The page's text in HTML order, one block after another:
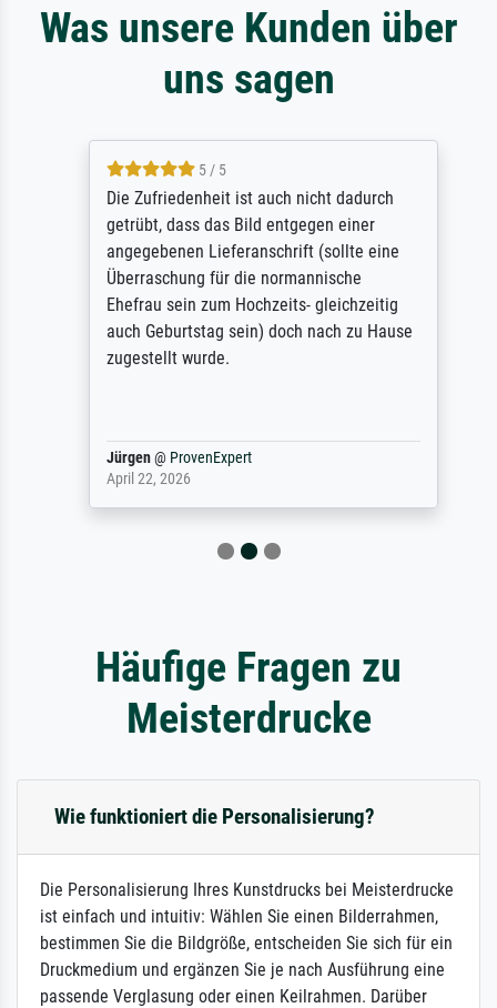
Was unsere Kunden über
uns sagen
5 / 5
Die Zufriedenheit ist auch nicht dadurch
getrübt, dass das Bild entgegen einer
angegebenen Lieferanschrift (sollte eine
Überraschung für die normannische
Ehefrau sein zum Hochzeits- gleichzeitig
auch Geburtstag sein) doch nach zu Hause
zugestellt wurde.
Jürgen@ProvenExpert
April 22, 2026
Häufige Fragen zu
Meisterdrucke
Wie funktioniert die Personalisierung?
Die Personalisierung Ihres Kunstdrucks bei Meisterdrucke
ist einfach und intuitiv: Wählen Sie einen Bilderrahmen,
bestimmen Sie die Bildgröße, entscheiden Sie sich für ein
Druckmedium und ergänzen Sie je nach Ausführung eine
passende Verglasung oder einen Keilrahmen. Darüber